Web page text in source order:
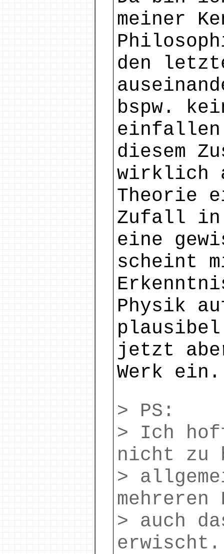
meiner
den
bspw.
diesem
wirklich
Theorie
Zufall in
eine
scheint
Physik
jetzt
Werk ein.
> PS:
> Ich
nicht zu
>
> auch